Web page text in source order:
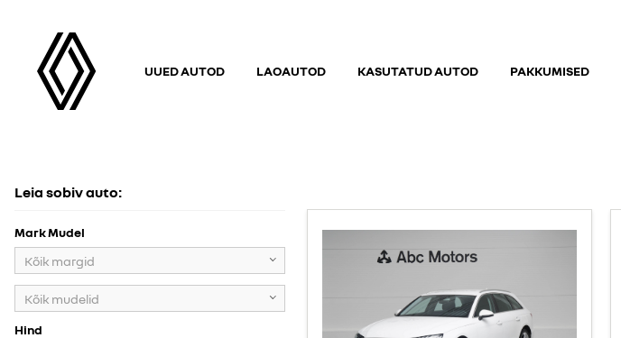
UUED AUTOD LAOAUTOD KASUTATUD AUTOD PAKKUMISED
KASUTATUD AUTOD
Leia sobiv auto:
Mark Mudel
Kõik margid
Kõik mudelid
Hind